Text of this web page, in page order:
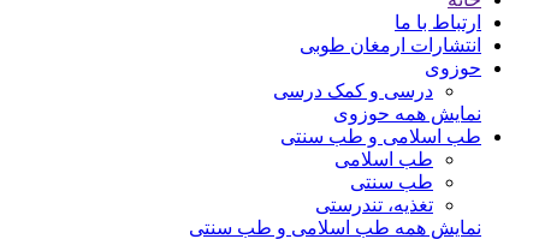
ارتباط با ما
انتشارات ارمغان طوبی
حوزوی
درسی و کمک درسی
نمایش همه حوزوی
طب اسلامی و طب سنتی
طب اسلامی
طب سنتی
تغذیه، تندرستی
نمایش همه طب اسلامی و طب سنتی